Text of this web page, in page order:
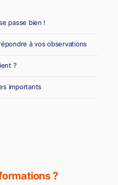
?
passe bien !
à vos observations
?
importants